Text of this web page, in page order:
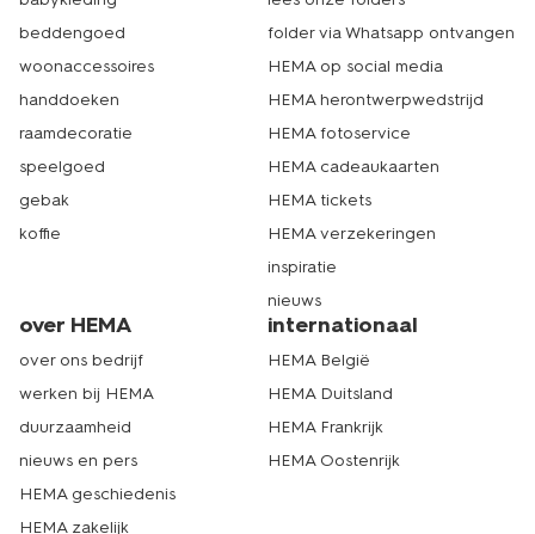
beddengoed
woonaccessoires
handdoeken
raamdecoratie
speelgoed
gebak
koffie
folder via Whatsapp ontvangen
HEMA op social media
HEMA herontwerpwedstrijd
HEMA fotoservice
HEMA cadeaukaarten
HEMA tickets
HEMA verzekeringen
inspiratie
nieuws
over HEMA
over ons bedrijf
werken bij HEMA
duurzaamheid
nieuws en pers
HEMA geschiedenis
HEMA zakelijk
internationaal
HEMA België
HEMA Duitsland
HEMA Frankrijk
HEMA Oostenrijk